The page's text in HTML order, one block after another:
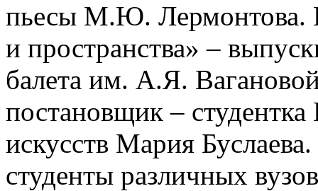
пьесы М.Ю. Лермонтова.
и пространства» –
балета им. А.Я.
постановщик –
искусств Мария
студенты различных